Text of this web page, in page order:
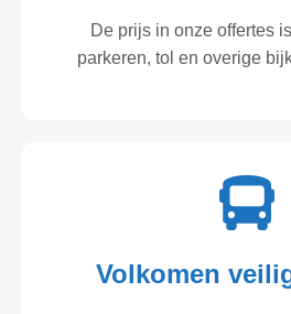
De prijs in onze offertes
parkeren, tol en overige
Volkomen